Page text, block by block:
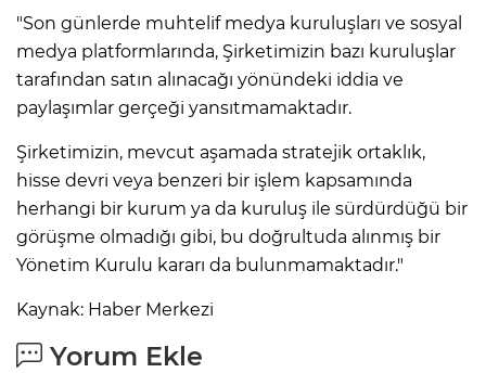
"Son günlerde muhtelif medya kuruluşları ve sosyal
medya platformlarında, Şirketimizin bazı kuruluşlar
tarafından satın alınacağı yönündeki iddia ve
paylaşımlar gerçeği yansıtmamaktadır.
Şirketimizin, mevcut aşamada stratejik ortaklık,
hisse devri veya benzeri bir işlem kapsamında
herhangi bir kurum ya da kuruluş ile sürdürdüğü bir
görüşme olmadığı gibi, bu doğrultuda alınmış bir
Yönetim Kurulu kararı da bulunmamaktadır."
Kaynak: Haber Merkezi
Yorum Ekle